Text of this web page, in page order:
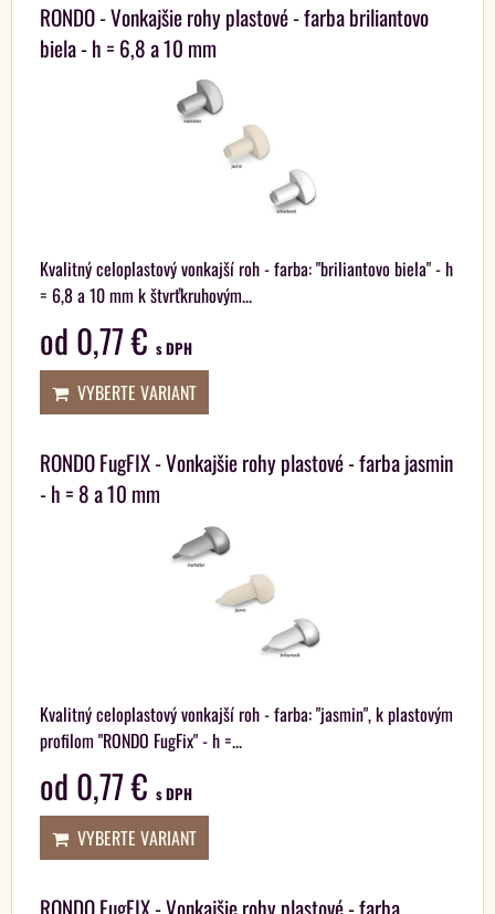
RONDO - Vonkajšie rohy plastové - farba briliantovo
biela - h = 6,8 a 10 mm
Kvalitný celoplastový vonkajší roh - farba: "briliantovo biela" - h
= 6,8 a 10 mm k štvrťkruhovým...
od 0,77 € s DPH
VYBERTE VARIANT
RONDO FugFIX - Vonkajšie rohy plastové - farba jasmin
- h = 8 a 10 mm
Kvalitný celoplastový vonkajší roh - farba: "jasmin", k plastovým
profilom "RONDO FugFix" - h =...
od 0,77 € s DPH
VYBERTE VARIANT